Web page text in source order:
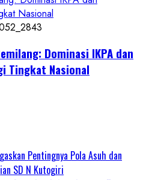
Nasional
Dominasi IKPA dan
Tingkat Nasional
Pentingnya Pola Asuh dan
SD N Kutogiri